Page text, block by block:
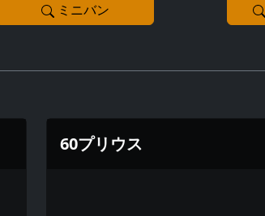
ミニバン
60プリウス